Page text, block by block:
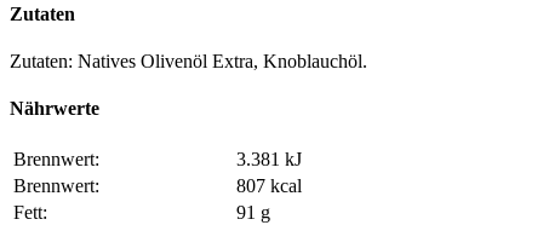
Zutaten
Zutaten: Natives Olivenöl Extra, Knoblauchöl.
Nährwerte
Brennwert:
3.381 kJ
Brennwert:
807 kcal
Fett:
91 g